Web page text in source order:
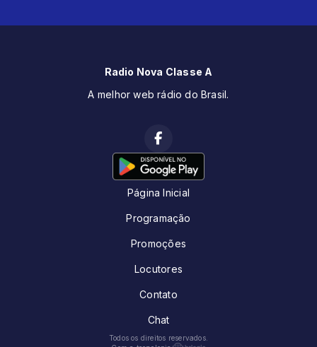
Radio Nova Classe A
A melhor web rádio do Brasil.
Página Inicial
Programação
Promoções
Locutores
Contato
Chat
Todos os direitos reservados.